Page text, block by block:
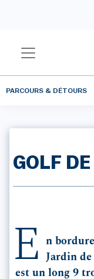
PARCOURS & DÉTOURS
GOLF
E
n
Jardin
est un long 9